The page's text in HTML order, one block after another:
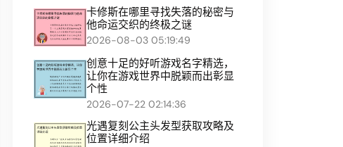
卡修斯在哪里寻找失落的秘密与
他命运交织的终极之谜
2026-08-03 05:19:49
创意十足的好听游戏名字精选，
让你在游戏世界中脱颖而出彰显
个性
2026-07-22 02:14:36
光遇复刻公主头发型获取攻略及
位置详细介绍